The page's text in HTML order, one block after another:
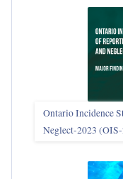
Ontario Incidence
Neglect-2023